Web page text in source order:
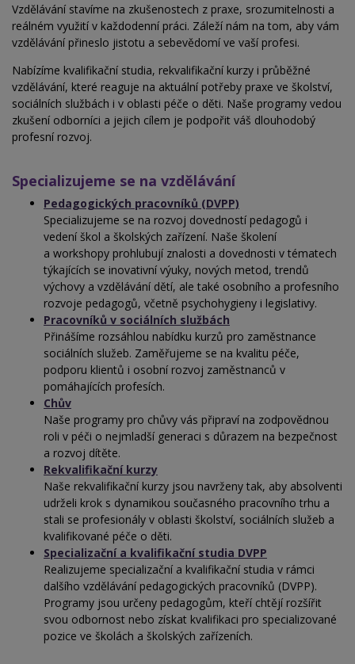
Vzdělávání stavíme na zkušenostech z praxe, srozumitelnosti a
reálném využití v každodenní práci. Záleží nám na tom, aby vám
vzdělávání přineslo jistotu a sebevědomí ve vaší profesi.
Nabízíme kvalifikační studia, rekvalifikační kurzy i průběžné
vzdělávání, které reaguje na aktuální potřeby praxe ve školství,
sociálních službách i v oblasti péče o děti. Naše programy vedou
zkušení odborníci a jejich cílem je podpořit váš dlouhodobý
profesní rozvoj.
Specializujeme se na vzdělávání
Pedagogických pracovníků (DVPP)
Specializujeme se na rozvoj dovedností pedagogů i
vedení škol a školských zařízení. Naše školení
a workshopy prohlubují znalosti a dovednosti v tématech
týkajících se inovativní výuky, nových metod, trendů
výchovy a vzdělávání dětí, ale také osobního a profesního
rozvoje pedagogů, včetně psychohygieny i legislativy.
Pracovníků v sociálních službách
Přinášíme rozsáhlou nabídku kurzů pro zaměstnance
sociálních služeb. Zaměřujeme se na kvalitu péče,
podporu klientů i osobní rozvoj zaměstnanců v
pomáhajících profesích.
Chův
Naše programy pro chůvy vás připraví na zodpovědnou
roli v péči o nejmladší generaci s důrazem na bezpečnost
a rozvoj dítěte.
Rekvalifikační kurzy
Naše rekvalifikační kurzy jsou navrženy tak, aby absolventi
udrželi krok s dynamikou současného pracovního trhu a
stali se profesionály v oblasti školství, sociálních služeb a
kvalifikované péče o děti.
Specializační a kvalifikační studia DVPP
Realizujeme specializační a kvalifikační studia v rámci
dalšího vzdělávání pedagogických pracovníků (DVPP).
Programy jsou určeny pedagogům, kteří chtějí rozšířit
svou odbornost nebo získat kvalifikaci pro specializované
pozice ve školách a školských zařízeních.